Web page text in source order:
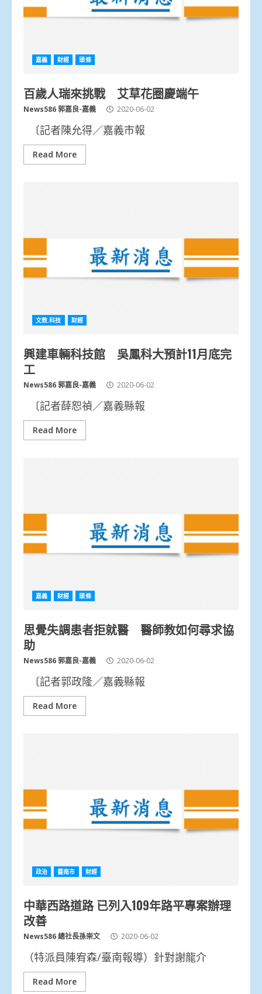
嘉義 財經 頭條
百歲人瑞來挑戰 艾草花圈慶端午
News586 郭嘉良-嘉義 2020-06-02
〔記者陳允得／嘉義市報
Read More
文教.科技 財經
興建車輛科技館 吳鳳科大預計11月底完
工
News586 郭嘉良-嘉義 2020-06-02
〔記者薛恕禎／嘉義縣報
Read More
嘉義 財經 頭條
思覺失調患者拒就醫 醫師教如何尋求協
助
News586 郭嘉良-嘉義 2020-06-02
〔記者郭政隆／嘉義縣報
Read More
政治 臺南市 財經
中華西路道路 已列入109年路平專案辦理
改善
News586 總社長孫崇文 2020-06-02
（特派員陳宥森/臺南報導）針對謝龍介
Read More